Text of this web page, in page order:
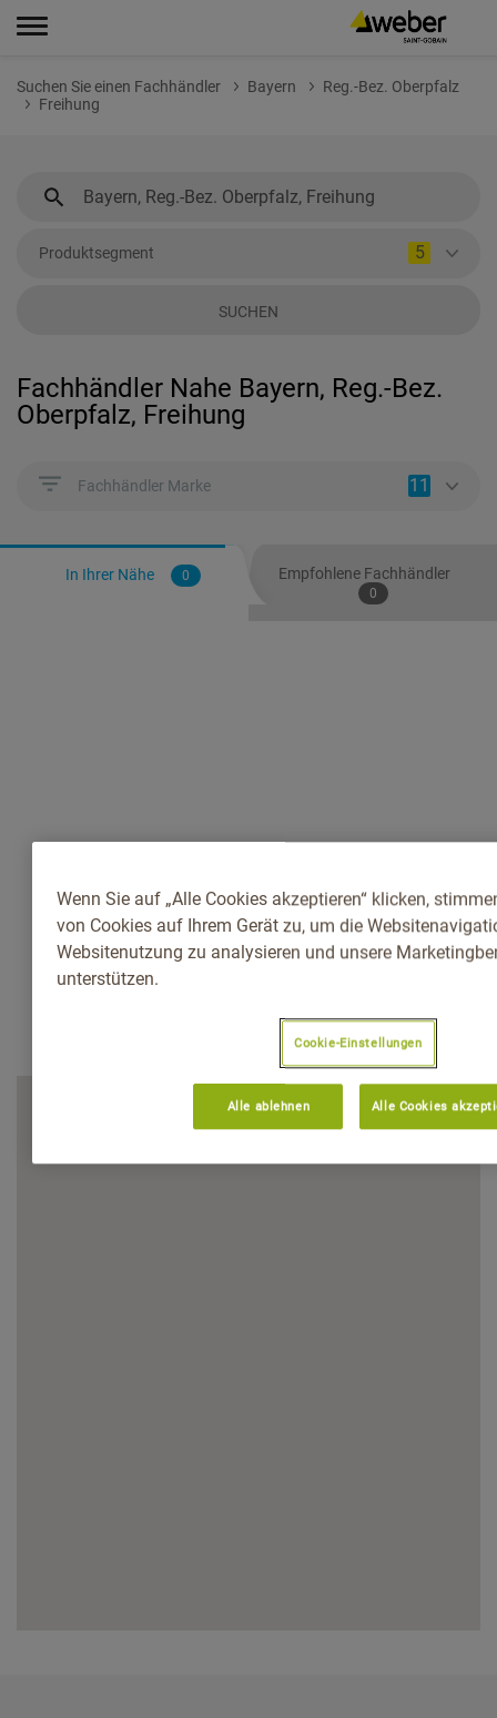
Suchen Sie einen Fachhändler Bayern
Reg.-Bez. Oberpfalz
Freihung
Produktsegment 5
SUCHEN
Fachhändler Nahe Bayern, Reg.-Bez.
Oberpfalz, Freihung
Fachhändler Marke 11
In Ihrer Nähe 0 Empfohlene Fachhändler
0
Wenn Sie auf „Alle Cookies akzeptieren“ klicken,
von Cookies auf Ihrem Gerät zu, um die
Websitenutzung zu analysieren und unsere
unterstützen.
Cookie-Einstellungen
Alle ablehnen Alle Cookies